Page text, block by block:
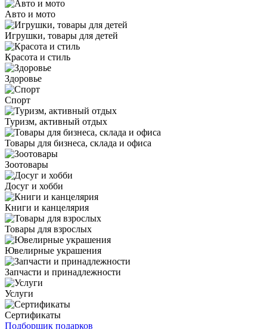
Авто и мото
Игрушки, товары для детей
Красота и стиль
Здоровье
Спорт
Туризм, активный отдых
Товары для бизнеса, склада и офиса
Зоотовары
Досуг и хобби
Книги и канцелярия
Товары для взрослых
Ювелирные украшения
Запчасти и принадлежности
Услуги
Сертификаты
Подборщик подарков